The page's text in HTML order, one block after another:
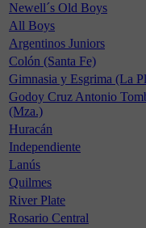
Newell´s Old Boys
All Boys
Argentinos Juniors
Colón (Santa Fe)
Gimnasia y Esgrima (La
Godoy Cruz Antonio
(Mza.)
Huracán
Independiente
Lanús
Quilmes
River Plate
Rosario Central